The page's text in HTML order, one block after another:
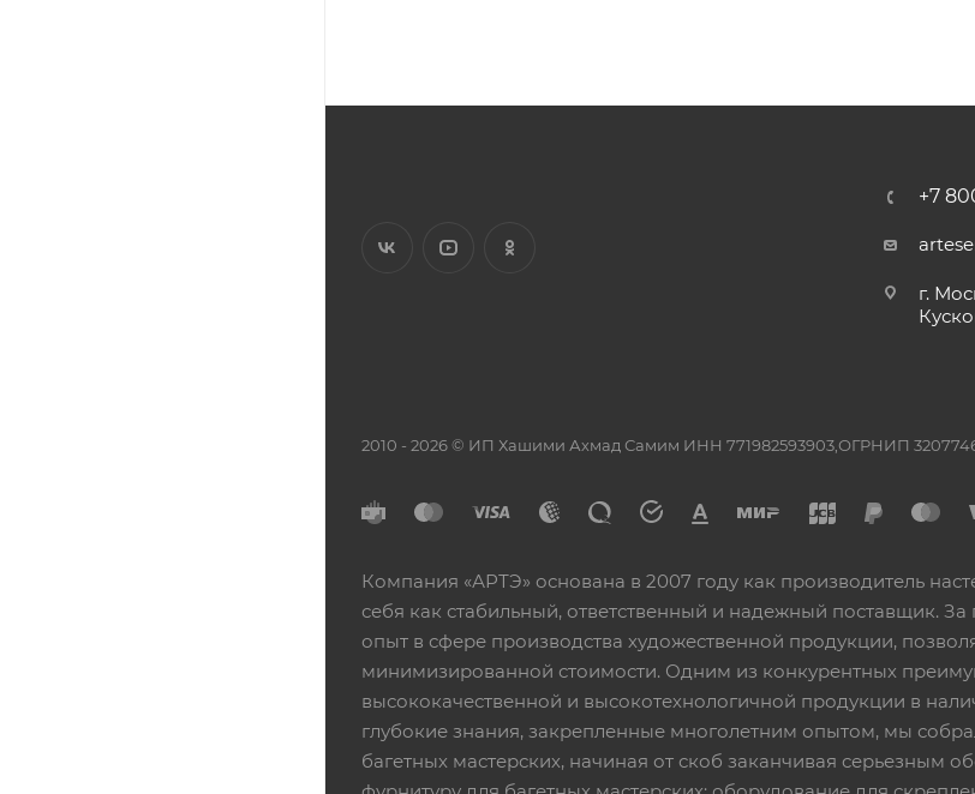
+7
г.
2010 - 2026 © ИП Хашими Ахмад Самим ИНН 771982593903,ОГРНИП
Компания «АРТЭ» основана в 2007 году как производитель
себя как стабильный, ответственный и надежный поставщик.
опыт в сфере производства художественной продукции,
минимизированной стоимости. Одним из конкурентных
высококачественной и высокотехнологичной продукции в
глубокие знания, закрепленные многолетним опытом, мы
багетных мастерских, начиная от скоб заканчивая